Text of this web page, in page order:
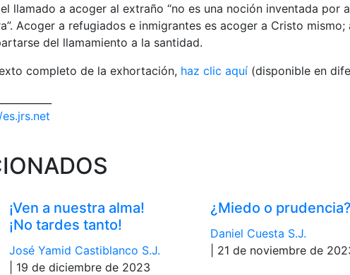
llamado a acoger al extraño “no es una noción inventada por
Acoger a refugiados e inmigrantes es acoger a Cristo mismo;
del llamamiento a la santidad.
completo de la exhortación, haz clic aquí (disponible en
¡Ven a nuestra alma!
¡No tardes tanto!
José Yamid Castiblanco S.J.
| 19 de diciembre de 2023
¿Miedo o prudencia?
Daniel Cuesta S.J.
| 21 de noviembre de